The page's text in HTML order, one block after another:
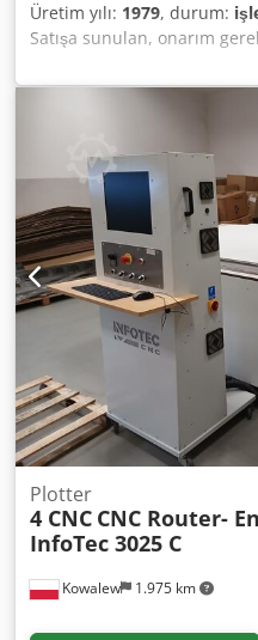
Üretim yılı: 1979, durum:
Satışa sunulan, onarım
makinesidir. Kesme
1150 mm, maks. yığın
yüksekliği: 165 mm, tabla
dayanağın
plakası olmadan en küçük
plakasıyla en küçük kesim:
basıncı aralığı: yaklaşık
presleme basıncı: 30 daN,
strok/dakika. Makine
mm/2500 mm/1650 mm,
cihazı arızalıdır.
incelenebilir. Dsdpfx
Kowalew 1.975 km
Plotter
4 CNC CNC Router-
InfoTec 3025 C